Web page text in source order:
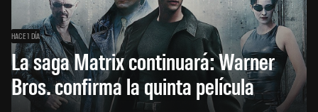
HACE 1 DÍA
La saga Matrix continuará: Warner
Bros. confirma la quinta película